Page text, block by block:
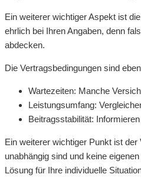
Ein weiterer wichtiger Aspekt ist
ehrlich bei Ihren Angaben, denn
abdecken.
Die Vertragsbedingungen sind
Wartezeiten: Manche
Leistungsumfang:
Beitragsstabilität:
Ein weiterer wichtiger Punkt ist
unabhängig sind und keine
Lösung für Ihre individuelle